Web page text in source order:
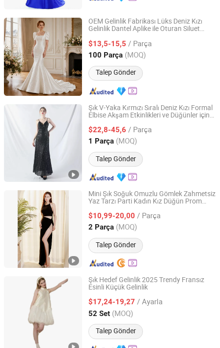
OEM Gelinlik Fabrikası Lüks Deniz Kızı
Gelinlik Dantel Aplike ile Oturan Siluet
$13,5-15,5 / Parça
100 Parça (MOQ)
Talep Gönder
Shanghai Hubei Apparel Co., Ltd
Shanghai, China Fiyat 2024
Şık V-Yaka Kırmızı Sıralı Deniz Kızı Formal
Elbise Akşam Etkinlikleri ve Düğünler için
Elbise Gece Elbisesi Kız Elbisesi
$22,8-45,6 / Parça
1 Parça (MOQ)
Talep Gönder
Chaozhou City Snow Pear Fashion Co., Ltd.
Guangdong, China Fiyat 2026
Mini Şık Soğuk Omuzlu Gömlek Zahmetsiz
Yaz Tarzı Parti Kadın Kız Düğün Prom
Plaj Batı Modası Elbise
$10,99-20,00 / Parça
2 Parça (MOQ)
Talep Gönder
Jinan Nanfei Information Technology Co., Ltd.
Shandong, China Fiyat 2024
Şık Hedef Gelinlik 2025 Trendy Fransız
Esinli Küçük Gelinlik
$17,24-19,27 / Ayarla
52 Set (MOQ)
Talep Gönder
GOOD SELLER CO.,LTD
Zhejiang, China Fiyat 2010